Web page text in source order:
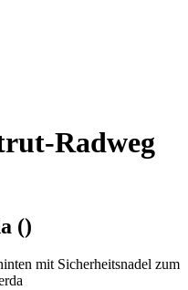
Radweg
()
mit Sicherheitsnadel zum